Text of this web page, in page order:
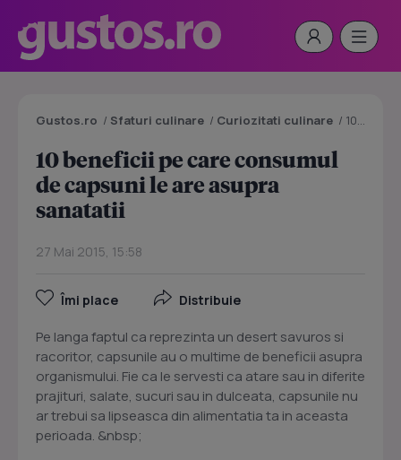
Gustos.ro / Sfaturi culinare / Curiozitati culinare / 10 beneficii pe care consumul de capsuni le are asupra sanatatii
10 beneficii pe care consumul
de capsuni le are asupra
sanatatii
27 Mai 2015, 15:58
Îmi place Distribuie
Pe langa faptul ca reprezinta un desert savuros si
racoritor, capsunile au o multime de beneficii asupra
organismului. Fie ca le servesti ca atare sau in diferite
prajituri, salate, sucuri sau in dulceata, capsunile nu
ar trebui sa lipseasca din alimentatia ta in aceasta
perioada. &nbsp;